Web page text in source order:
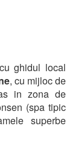
ghidul local
, cu mijloc de
in zona de
(spa tipic
superbe